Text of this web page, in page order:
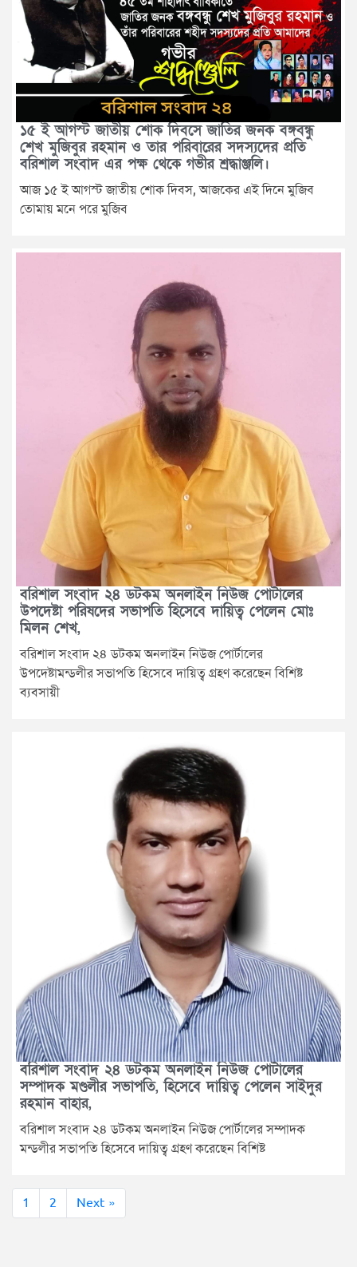
১৫ ই আগস্ট জাতীয় শোক দিবসে জাতির জনক বঙ্গবন্ধু
শেখ মুজিবুর রহমান ও তার পরিবারের সদস্যদের প্রতি
বরিশাল সংবাদ এর পক্ষ থেকে গভীর শ্রদ্ধাঞ্জলি।
আজ ১৫ ই আগস্ট জাতীয় শোক দিবস, আজকের এই দিনে মুজিব
তোমায় মনে পরে মুজিব
বরিশাল সংবাদ ২৪ ডটকম অনলাইন নিউজ পোর্টালের
উপদেষ্টা পরিষদের সভাপতি হিসেবে দায়িত্ব পেলেন মোঃ
মিলন শেখ,
বরিশাল সংবাদ ২৪ ডটকম অনলাইন নিউজ পোর্টালের
উপদেষ্টামন্ডলীর সভাপতি হিসেবে দায়িত্ব গ্রহণ করেছেন বিশিষ্ট
ব্যবসায়ী
বরিশাল সংবাদ ২৪ ডটকম অনলাইন নিউজ পোর্টালের
সম্পাদক মণ্ডলীর সভাপতি, হিসেবে দায়িত্ব পেলেন সাইদুর
রহমান বাহার,
বরিশাল সংবাদ ২৪ ডটকম অনলাইন নিউজ পোর্টালের সম্পাদক
মন্ডলীর সভাপতি হিসেবে দায়িত্ব গ্রহণ করেছেন বিশিষ্ট
1 2 Next »